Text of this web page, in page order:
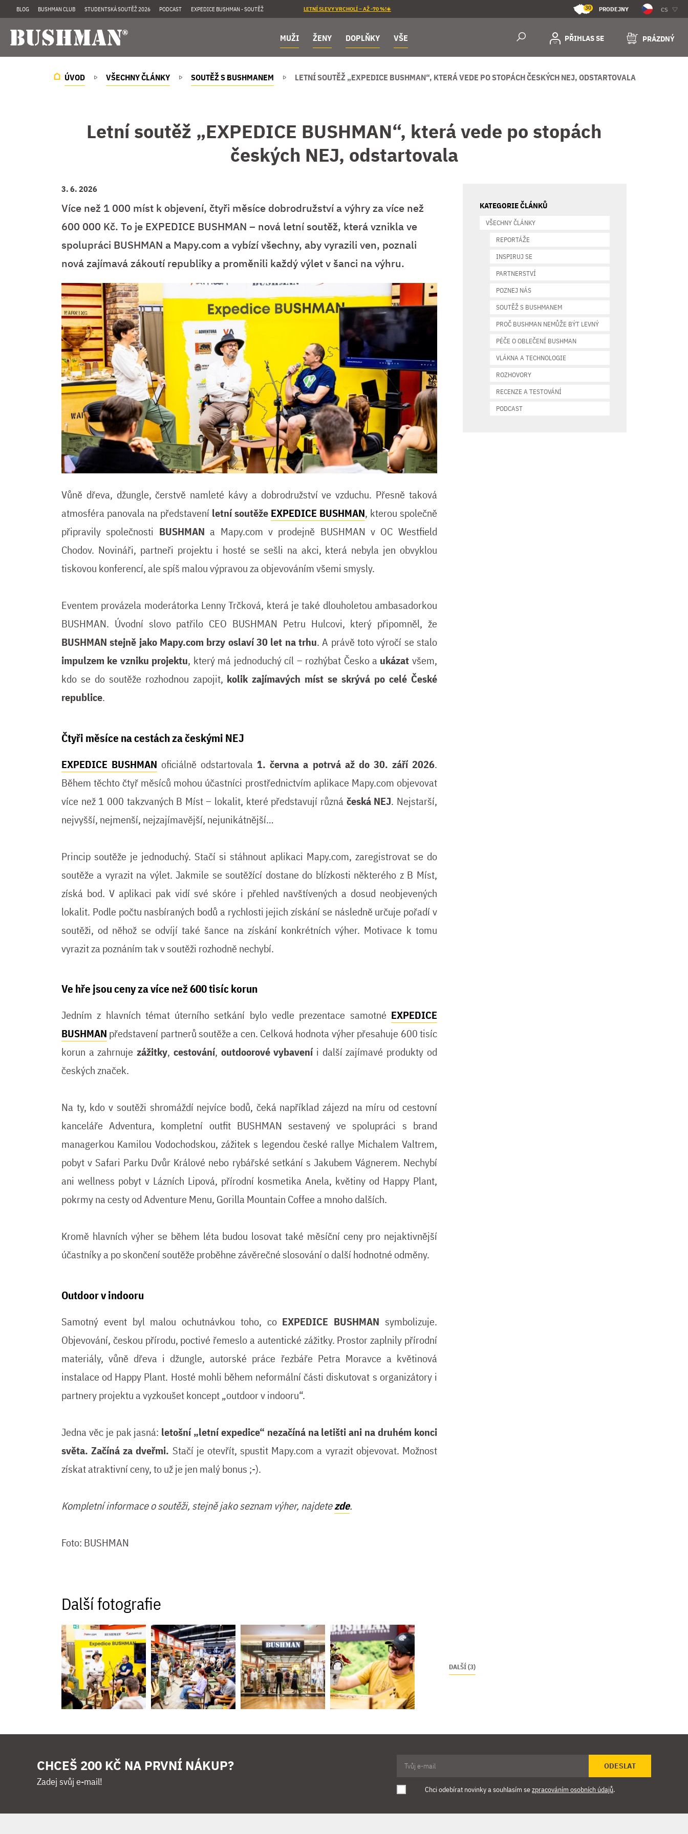
BLOG BUSHMAN CLUB STUDENTSKÁ SOUTĚŽ 2026 PODCAST EXPEDICE BUSHMAN - SOUTĚŽ LETNÍ SLEVY VRCHOLÍ – AŽ -70 %!☀️ 30 PRODEJNY CS
MUŽI ŽENY DOPLŇKY VŠE PŘIHLAS SE PRÁZDNÝ
ÚVOD VŠECHNY ČLÁNKY SOUTĚŽ S BUSHMANEM LETNÍ SOUTĚŽ „EXPEDICE BUSHMAN“, KTERÁ VEDE PO STOPÁCH ČESKÝCH NEJ, ODSTARTOVALA
Letní soutěž „EXPEDICE BUSHMAN“, která vede po stopách
českých NEJ, odstartovala
3. 6. 2026
Více než 1 000 míst k objevení, čtyři měsíce dobrodružství a výhry za více než
600 000 Kč. To je EXPEDICE BUSHMAN – nová letní soutěž, která vznikla ve
spolupráci BUSHMAN a Mapy.com a vybízí všechny, aby vyrazili ven, poznali
nová zajímavá zákoutí republiky a proměnili každý výlet v šanci na výhru.
Vůně dřeva, džungle, čerstvě namleté kávy a dobrodružství ve vzduchu. Přesně taková
atmosféra panovala na představení letní soutěže EXPEDICE BUSHMAN, kterou společně
připravily společnosti BUSHMAN a Mapy.com v prodejně BUSHMAN v OC Westfield
Chodov. Novináři, partneři projektu i hosté se sešli na akci, která nebyla jen obvyklou
tiskovou konferencí, ale spíš malou výpravou za objevováním všemi smysly.
Eventem provázela moderátorka Lenny Trčková, která je také dlouholetou ambasadorkou
BUSHMAN. Úvodní slovo patřilo CEO BUSHMAN Petru Hulcovi, který připomněl, že
BUSHMAN stejně jako Mapy.com brzy oslaví 30 let na trhu. A právě toto výročí se stalo
impulzem ke vzniku projektu, který má jednoduchý cíl – rozhýbat Česko a ukázat všem,
kdo se do soutěže rozhodnou zapojit, kolik zajímavých míst se skrývá po celé České
republice.
Čtyři měsíce na cestách za českými NEJ
EXPEDICE BUSHMAN oficiálně odstartovala 1. června a potrvá až do 30. září 2026.
Během těchto čtyř měsíců mohou účastníci prostřednictvím aplikace Mapy.com objevovat
více než 1 000 takzvaných B Míst – lokalit, které představují různáčeská NEJ. Nejstarší,
nejvyšší, nejmenší, nejzajímavější, nejunikátnější…
Princip soutěže je jednoduchý. Stačí si stáhnout aplikaci Mapy.com, zaregistrovat se do
soutěže a vyrazit na výlet. Jakmile se soutěžící dostane do blízkosti některého z B Míst,
získá bod. V aplikaci pak vidí své skóre i přehled navštívených a dosud neobjevených
lokalit. Podle počtu nasbíraných bodů a rychlosti jejich získání se následně určuje pořadí v
soutěži, od něhož se odvíjí také šance na získání konkrétních výher. Motivace k tomu
vyrazit za poznáním tak v soutěži rozhodně nechybí.
Ve hře jsou ceny za více než 600 tisíc korun
Jedním z hlavních témat úterního setkání bylo vedle prezentace samotné EXPEDICE
BUSHMAN představení partnerů soutěže a cen. Celková hodnota výher přesahuje 600 tisíc
korun a zahrnujezážitky, cestování, outdoorové vybavení i další zajímavé produkty od
českých značek.
Na ty, kdo v soutěži shromáždí nejvíce bodů, čeká například zájezd na míru od cestovní
kanceláře Adventura, kompletní outfit BUSHMAN sestavený ve spolupráci s brand
managerkou Kamilou Vodochodskou, zážitek s legendou české rallye Michalem Valtrem,
pobyt v Safari Parku Dvůr Králové nebo rybářské setkání s Jakubem Vágnerem. Nechybí
ani wellness pobyt v Lázních Lipová, přírodní kosmetika Anela, květiny od Happy Plant,
pokrmy na cesty od Adventure Menu, Gorilla Mountain Coffee a mnoho dalších.
Kromě hlavních výher se během léta budou losovat také měsíční ceny pro nejaktivnější
účastníky a po skončení soutěže proběhne závěrečné slosování o další hodnotné odměny.
Outdoor v indooru
Samotný event byl malou ochutnávkou toho, co EXPEDICE BUSHMAN symbolizuje.
Objevování, českou přírodu, poctivé řemeslo a autentické zážitky. Prostor zaplnily přírodní
materiály, vůně dřeva i džungle, autorské práce řezbáře Petra Moravce a květinová
instalace od Happy Plant. Hosté mohli během neformální části diskutovat s organizátory i
partnery projektu a vyzkoušet koncept „outdoor v indooru“.
Jedna věc je pak jasná: letošní „letní expedice“ nezačíná na letišti ani na druhém konci
světa. Začíná za dveřmi. Stačí je otevřít, spustit Mapy.com a vyrazit objevovat. Možnost
získat atraktivní ceny, to už je jen malý bonus ;-).
Kompletní informace o soutěži, stejně jako seznam výher, najdetezde.
Foto: BUSHMAN
KATEGORIE ČLÁNKŮ
VŠECHNY ČLÁNKY
REPORTÁŽE
INSPIRUJ SE
PARTNERSTVÍ
POZNEJ NÁS
SOUTĚŽ S BUSHMANEM
PROČ BUSHMAN NEMŮŽE BÝT LEVNÝ
PÉČE O OBLEČENÍ BUSHMAN
VLÁKNA A TECHNOLOGIE
ROZHOVORY
RECENZE A TESTOVÁNÍ
PODCAST
Další fotografie
DALŠÍ (3)
CHCEŠ 200 KČ NA PRVNÍ NÁKUP?
Zadej svůj e-mail!
ODESLAT
Chci odebírat novinky a souhlasím sezpracováním osobních údajů.